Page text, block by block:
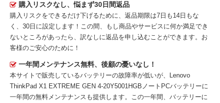
購入リスクなし、悩まず30日間返品
購入リスクをできるだけ下げるために、返品期限は7日も14日もな
く、30日に設定します！この間、もし商品やサービスに何か満足でき
ないところがあったら、訳なしに返品を申し込むことができます。お
客様のご安心のために！
一年間メンテナンス無料、後顧の憂いなし！
本サイトで販売しているバッテリーの故障率が低いが、
Lenovo
ThinkPad X1 EXTREME GEN 4-20Y5001HGBノートPCバッテリーに
一年間の無料メンテナンスも提供します。この一年間、バッテリーに